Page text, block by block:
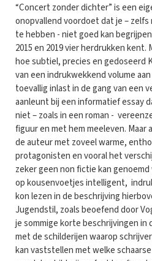
“Concert zonder dichter” is een
onopvallend voordoet dat je –
te hebben - niet goed kan
2015 en 2019 vier herdrukken kent.
hoe subtiel, precies en gedoseerd
van een indrukwekkend volume
toevallig inlast in de gang van een
aanleunt bij een informatief essay
niet – zoals in een roman -
figuur en met hem meeleven. Maar
de auteur met zoveel warme,
protagonisten en vooral het
zeker geen non fictie kan genoemd
op kousenvoetjes intelligent,
kon lezen in de beschrijving
Jugendstil, zoals beoefend door
je sommige korte beschrijvingen
met de schilderijen waarop
kan vaststellen met welke